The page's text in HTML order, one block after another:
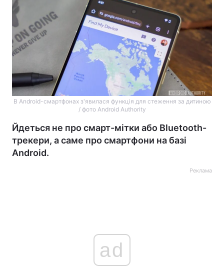
В Android-смартфонах з'явилася функція для стеження за дитиною
/ фото Android Authority
Йдеться не про смарт-мітки або Bluetooth-
трекери, а саме про смартфони на базі
Android.
Реклама
ad